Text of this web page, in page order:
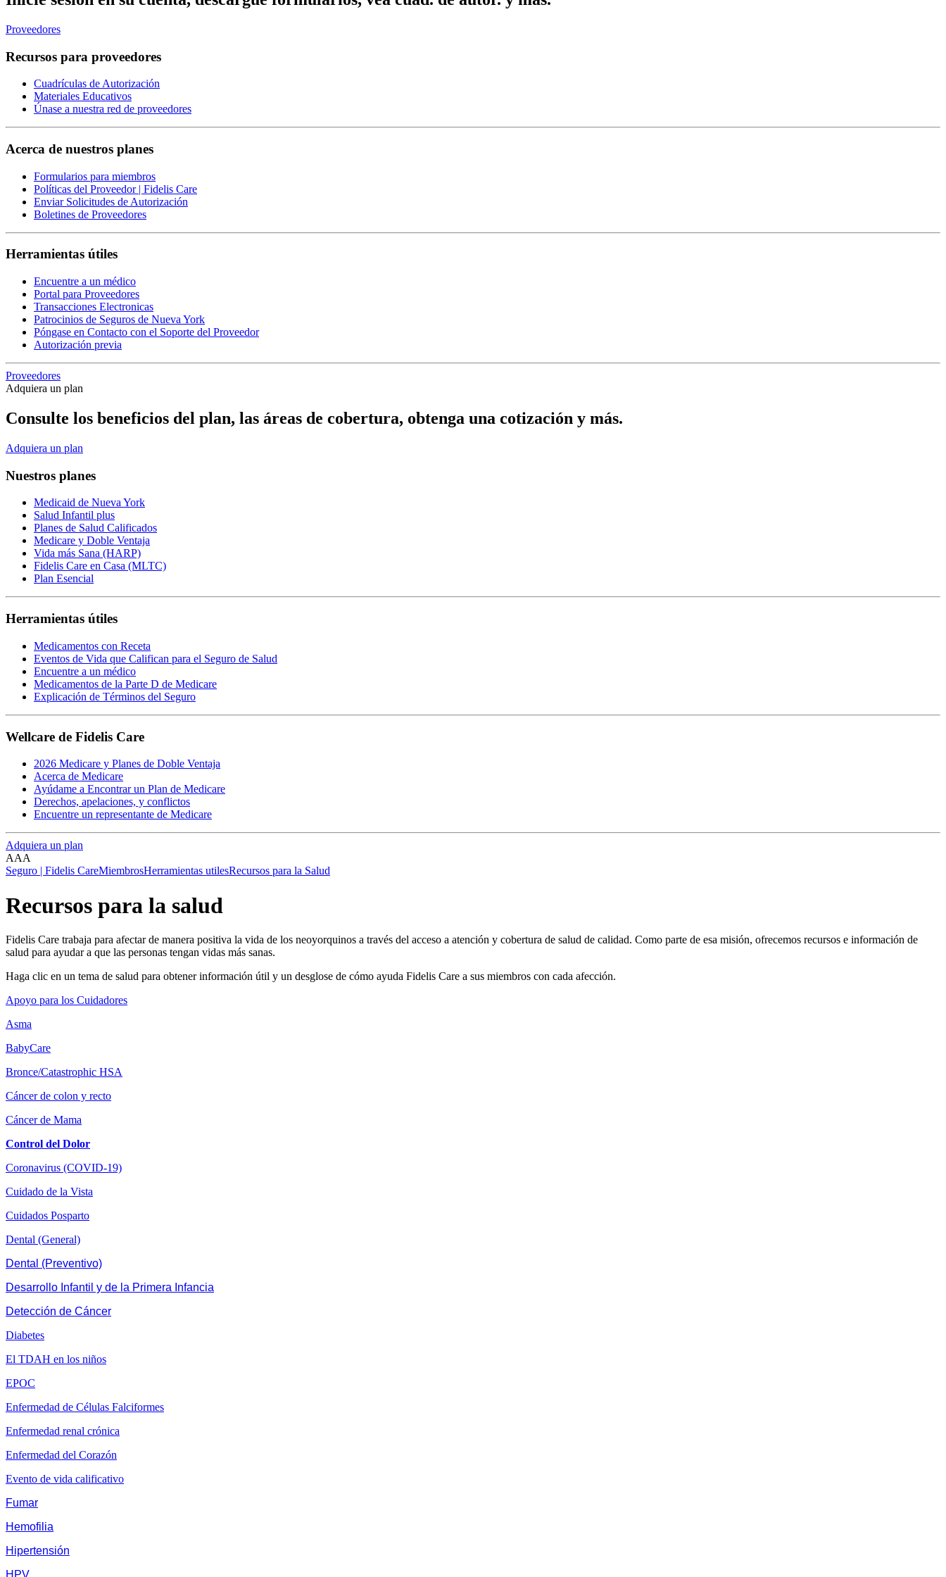
Proveedores
Recursos para proveedores
Cuadrículas de Autorización
Materiales Educativos
Únase a nuestra red de proveedores
Acerca de nuestros planes
Formularios para miembros
Políticas del Proveedor | Fidelis Care
Enviar Solicitudes de Autorización
Boletines de Proveedores
Herramientas útiles
Encuentre a un médico
Portal para Proveedores
Transacciones Electronicas
Patrocinios de Seguros de Nueva York
Póngase en Contacto con el Soporte del Proveedor
Autorización previa
Proveedores
Adquiera un plan
Consulte los beneficios del plan, las áreas de cobertura, obtenga una cotización y más.
Adquiera un plan
Nuestros planes
Medicaid de Nueva York
Salud Infantil plus
Planes de Salud Calificados
Medicare y Doble Ventaja
Vida más Sana (HARP)
Fidelis Care en Casa (MLTC)
Plan Esencial
Herramientas útiles
Medicamentos con Receta
Eventos de Vida que Califican para el Seguro de Salud
Encuentre a un médico
Medicamentos de la Parte D de Medicare
Explicación de Términos del Seguro
Wellcare de Fidelis Care
2026 Medicare y Planes de Doble Ventaja
Acerca de Medicare
Ayúdame a Encontrar un Plan de Medicare
Derechos, apelaciones, y conflictos
Encuentre un representante de Medicare
Adquiera un plan
AAA
Seguro | Fidelis CareMiembrosHerramientas utilesRecursos para la Salud
Recursos para la salud
Fidelis Care trabaja para afectar de manera positiva la vida de los neoyorquinos a través del acceso a atención y cobertura de salud de calidad. Como parte de esa misión, ofrecemos recursos e información de
salud para ayudar a que las personas tengan vidas más sanas.
Haga clic en un tema de salud para obtener información útil y un desglose de cómo ayuda Fidelis Care a sus miembros con cada afección.
Apoyo para los Cuidadores
Asma
BabyCare
Bronce/Catastrophic HSA
Cáncer de colon y recto
Cáncer de Mama
Control del Dolor
Coronavirus (COVID-19)
Cuidado de la Vista
Cuidados Posparto
Dental (General)
Dental (Preventivo)
Desarrollo Infantil y de la Primera Infancia
Detección de Cáncer
Diabetes
El TDAH en los niños
EPOC
Enfermedad de Células Falciformes
Enfermedad renal crónica
Enfermedad del Corazón
Evento de vida calificativo
Fumar
Hemofilia
Hipertensión
HPV